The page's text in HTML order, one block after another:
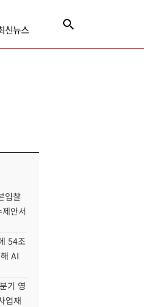
신뉴스
입찰
안서
54조
AI
기 영
업재